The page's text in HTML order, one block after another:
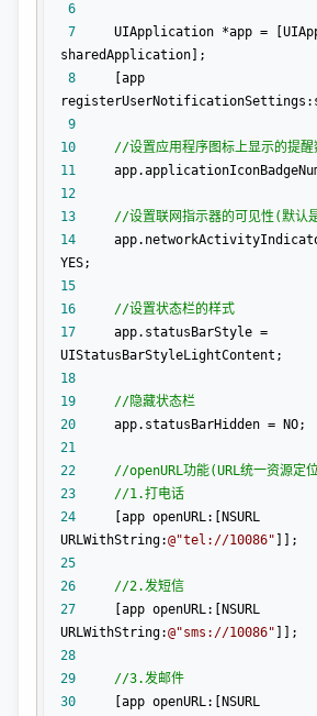
6
7
     UIApplication *app =
8
    [app
9
10
//设置应用程序图标上显示的提醒
11
12
13
//设置联网指示器的可见性(默认
14
15
16
//设置状态栏的样式
17
     app.statusBarStyle =
18
19
//隐藏状态栏
20
     app.statusBarHidden =
21
22
//
23
//1.打电话
24
     [app openURL:[NSURL
URLWithString:@"tel://10086"
25
26
//2.发短信
27
     [app openURL:[NSURL
URLWithString:@"sms://10086"
28
29
//3.发邮件
30
     [app openURL:[NSURL